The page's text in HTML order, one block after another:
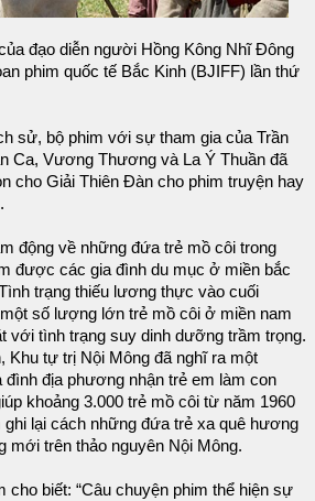
đạo diễn người Hồng Kông Nhĩ Đông
phim quốc tế Bắc Kinh (BJIFF) lần thứ
sử, bộ phim với sự tham gia của Trần
Ca, Vương Thương và La Ý Thuần đã
cho Giải Thiên Đàn cho phim truyện hay
động về những đứa trẻ mồ côi trong
được các gia đình du mục ở miền bắc
trạng thiếu lương thực vào cuối
số lượng lớn trẻ mồ côi ở miền nam
với tình trạng suy dinh dưỡng trầm trọng.
Khu tự trị Nội Mông đã nghĩ ra một
địa phương nhận trẻ em làm con
khoảng 3.000 trẻ mồ côi từ năm 1960
ghi lại cách những đứa trẻ xa quê hương
mới trên thảo nguyên Nội Mông.
cho biết: “Câu chuyện phim thể hiện sự